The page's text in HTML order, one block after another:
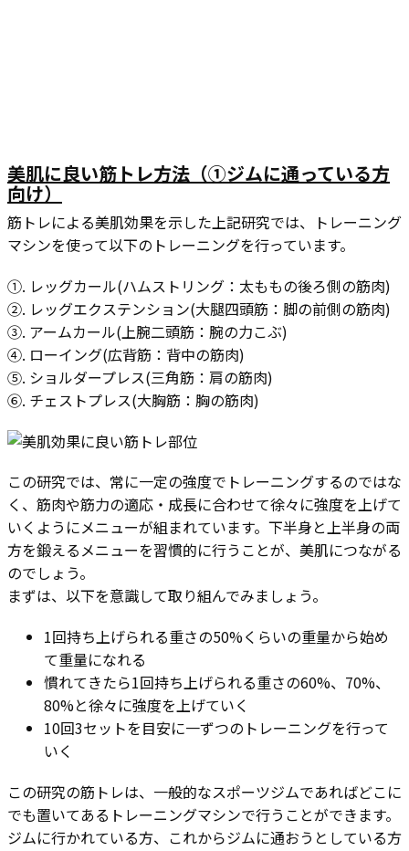
美肌に良い筋トレ方法（①ジムに通っている方
向け）
筋トレによる美肌効果を示した上記研究では、トレーニング
マシンを使って以下のトレーニングを行っています。
①. レッグカール(ハムストリング：太ももの後ろ側の筋肉)
②. レッグエクステンション(大腿四頭筋：脚の前側の筋肉)
③. アームカール(上腕二頭筋：腕の力こぶ)
④. ローイング(広背筋：背中の筋肉)
⑤. ショルダープレス(三角筋：肩の筋肉)
⑥. チェストプレス(大胸筋：胸の筋肉)
この研究では、常に一定の強度でトレーニングするのではな
く、筋肉や筋力の適応・成長に合わせて徐々に強度を上げて
いくようにメニューが組まれています。下半身と上半身の両
方を鍛えるメニューを習慣的に行うことが、美肌につながる
のでしょう。
まずは、以下を意識して取り組んでみましょう。
1回持ち上げられる重さの50%くらいの重量から始め
て重量になれる
慣れてきたら1回持ち上げられる重さの60%、70%、
80%と徐々に強度を上げていく
10回3セットを目安に一ずつのトレーニングを行って
いく
この研究の筋トレは、一般的なスポーツジムであればどこに
でも置いてあるトレーニングマシンで行うことができます。
ジムに行かれている方、これからジムに通おうとしている方